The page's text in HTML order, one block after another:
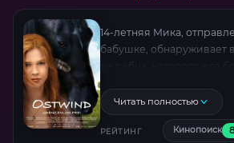
14-летняя Мика,
бабушке, обнаруживает
планы взрослых,
рискнуть всем ради
Захватывающая драма о
Читать полностью
РЕЙТИНГ Кинопоиск